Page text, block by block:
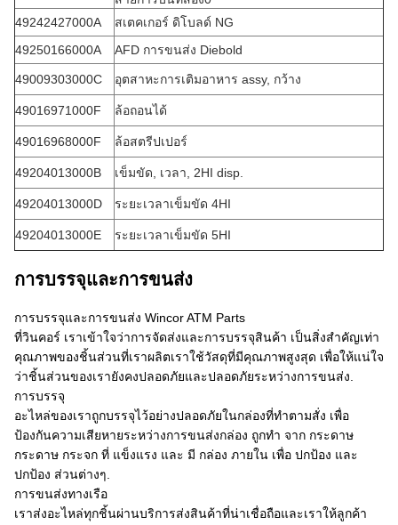
49242427000A
สเตคเกอร์ ดิโบลด์ NG
49250166000A
AFD การขนส่ง Diebold
49009303000C อุตสาหะการเติมอาหาร assy, กว้าง
49016971000F ล้อถอนได้
49016968000F ล้อสตรีปเปอร์
49204013000B เข็มขัด, เวลา, 2HI disp.
49204013000D ระยะเวลาเข็มขัด 4HI
49204013000E ระยะเวลาเข็มขัด 5HI
การบรรจุและการขนส่ง
การบรรจุและการขนส่ง Wincor ATM Parts
ที่วินคอร์ เราเข้าใจว่าการจัดส่งและการบรรจุสินค้า เป็นสิ่งสําคัญเท่า
คุณภาพของชิ้นส่วนที่เราผลิตเราใช้วัสดุที่มีคุณภาพสูงสุด เพื่อให้แน่ใจ
ว่าชิ้นส่วนของเรายังคงปลอดภัยและปลอดภัยระหว่างการขนส่ง.
การบรรจุ
อะไหล่ของเราถูกบรรจุไว้อย่างปลอดภัยในกล่องที่ทําตามสั่ง เพื่อ
ป้องกันความเสียหายระหว่างการขนส่งกล่อง ถูกทํา จาก กระดาษ
กระดาษ กระจก ที่ แข็งแรง และ มี กล่อง ภายใน เพื่อ ปกป้อง และ
ปกป้อง ส่วนต่างๆ.
การขนส่งทางเรือ
เราส่งอะไหล่ทุกชิ้นผ่านบริการส่งสินค้าที่น่าเชื่อถือและเราให้ลูกค้า